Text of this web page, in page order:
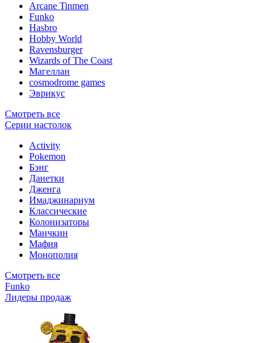
Arcane Tinmen
Funko
Hasbro
Hobby World
Ravensburger
Wizards of The Coast
Магеллан
сosmodrome games
Эврикус
Смотреть все
Серии настолок
Activity
Pokemon
Бэнг
Данетки
Дженга
Имаджинариум
Классические
Колонизаторы
Манчкин
Мафия
Монополия
Смотреть все
Funko
Лидеры продаж